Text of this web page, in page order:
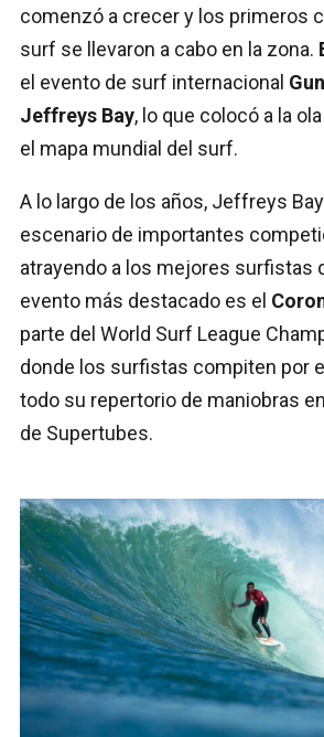
comenzó a crecer y los primeros
surf se llevaron a cabo en la zona.
el evento de surf internacional
Jeffreys Bay, lo que colocó a la
el mapa mundial del surf.
A lo largo de los años, Jeffreys
escenario de importantes
atrayendo a los mejores surfistas
evento más destacado es el
parte del World Surf League
donde los surfistas compiten por
todo su repertorio de maniobras
de Supertubes.